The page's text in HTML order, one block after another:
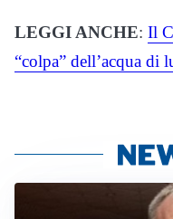
LEGGI ANCHE: Il
“colpa” dell’acqua di